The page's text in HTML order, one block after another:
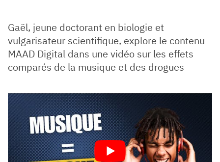
Gaël, jeune doctorant en biologie et
vulgarisateur scientifique, explore le contenu
MAAD Digital dans une vidéo sur les effets
comparés de la musique et des drogues